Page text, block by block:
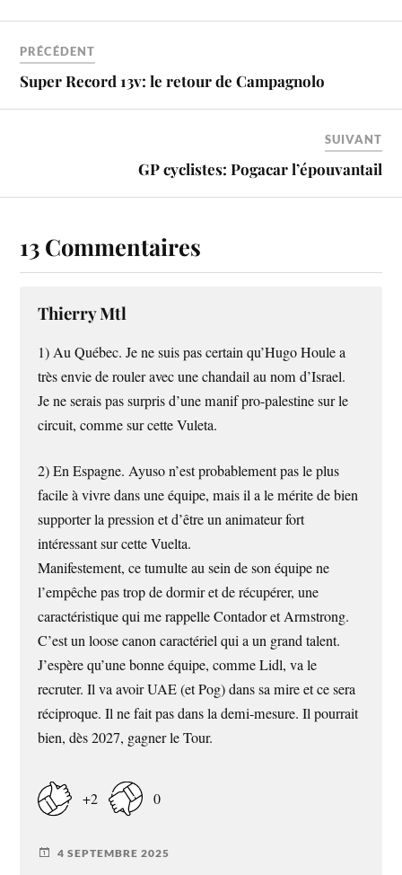
PRÉCÉDENT
Super Record 13v: le retour de Campagnolo
SUIVANT
GP cyclistes: Pogacar l’épouvantail
13 Commentaires
Thierry Mtl
1) Au Québec. Je ne suis pas certain qu’Hugo Houle a
très envie de rouler avec une chandail au nom d’Israel.
Je ne serais pas surpris d’une manif pro-palestine sur le
circuit, comme sur cette Vuleta.
2) En Espagne. Ayuso n’est probablement pas le plus
facile à vivre dans une équipe, mais il a le mérite de bien
supporter la pression et d’être un animateur fort
intéressant sur cette Vuelta.
Manifestement, ce tumulte au sein de son équipe ne
l’empêche pas trop de dormir et de récupérer, une
caractéristique qui me rappelle Contador et Armstrong.
C’est un loose canon caractériel qui a un grand talent.
J’espère qu’une bonne équipe, comme Lidl, va le
recruter. Il va avoir UAE (et Pog) dans sa mire et ce sera
réciproque. Il ne fait pas dans la demi-mesure. Il pourrait
bien, dès 2027, gagner le Tour.
+2 0
4 SEPTEMBRE 2025